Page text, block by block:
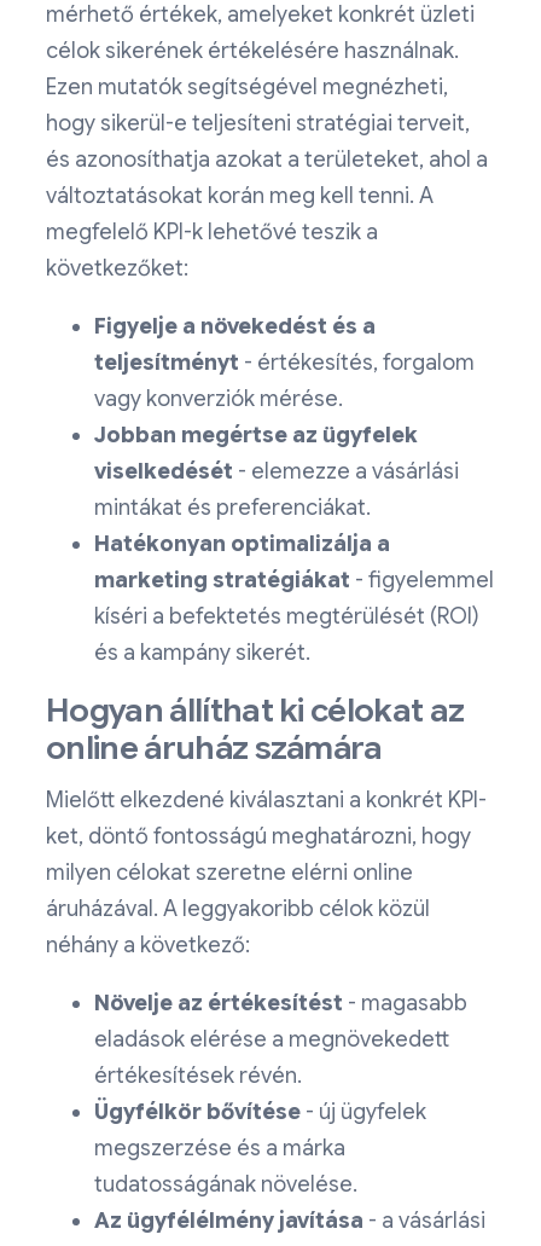
mérhető értékek, amelyeket konkrét üzleti
célok sikerének értékelésére használnak.
Ezen mutatók segítségével megnézheti,
hogy sikerül-e teljesíteni stratégiai terveit,
és azonosíthatja azokat a területeket, ahol a
változtatásokat korán meg kell tenni. A
megfelelő KPI-k lehetővé teszik a
következőket:
Figyelje a növekedést és a
teljesítményt - értékesítés, forgalom
vagy konverziók mérése.
Jobban megértse az ügyfelek
viselkedését - elemezze a vásárlási
mintákat és preferenciákat.
Hatékonyan optimalizálja a
marketing stratégiákat - figyelemmel
kíséri a befektetés megtérülését (ROI)
és a kampány sikerét.
Hogyan állíthat ki célokat az
online áruház számára
Mielőtt elkezdené kiválasztani a konkrét KPI-
ket, döntő fontosságú meghatározni, hogy
milyen célokat szeretne elérni online
áruházával. A leggyakoribb célok közül
néhány a következő:
Növelje az értékesítést - magasabb
eladások elérése a megnövekedett
értékesítések révén.
Ügyfélkör bővítése - új ügyfelek
megszerzése és a márka
tudatosságának növelése.
Az ügyfélélmény javítása - a vásárlási